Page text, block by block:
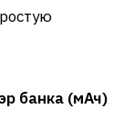
банка (мАч)